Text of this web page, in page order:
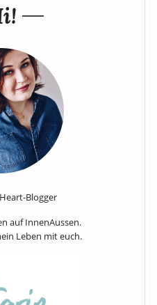
Blogger
auf InnenAussen.
Leben mit euch.